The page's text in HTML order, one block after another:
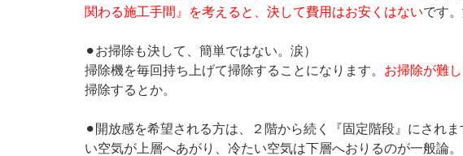
関わる施工手間』を考えると、決して費用はお安くはないです
⚫︎お掃除も決して、簡単ではない。涙）
掃除機を毎回持ち上げて掃除することになります。 お掃除が難
掃除するとか。
⚫︎開放感を希望される方は、２階から続く『固定階段』にされ
い空気が上層へあがり、冷たい空気は下層へおりるのが一般